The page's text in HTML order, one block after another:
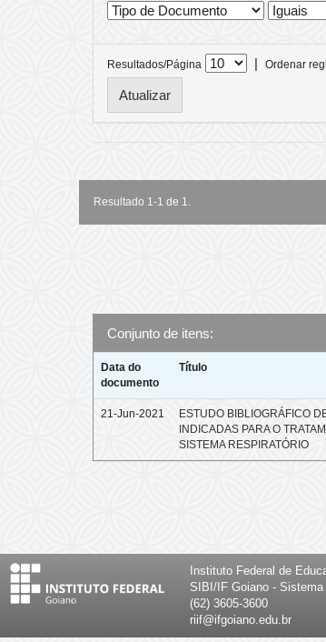
Resultados/Página | Ordenar
Resultado 1-1 de 1.
Conjunto de itens:
Data do
documento
Título
21-Jun-2021
ESTUDO BIBLIOGRÁFICO
INDICADAS PARA O
SISTEMA RESPIRATÓRIO
Instituto Federal de
SIBI/IF Goiano -
(62) 3605-3600
riif@ifgoiano.edu.br